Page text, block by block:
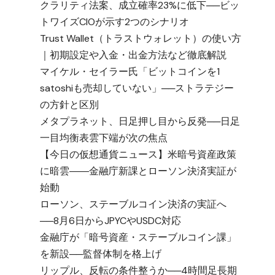
クラリティ法案、成立確率23%に低下──ビッ
トワイズCIOが示す2つのシナリオ
Trust Wallet（トラストウォレット）の使い方
｜初期設定や入金・出金方法など徹底解説
マイケル・セイラー氏「ビットコインを1
satoshiも売却していない」──ストラテジー
の方針と区別
メタプラネット、日足押し目から反発──日足
一目均衡表雲下端が次の焦点
【今日の仮想通貨ニュース】米暗号資産政策
に暗雲――金融庁新課とローソン決済実証が
始動
ローソン、ステーブルコイン決済の実証へ
──8月6日からJPYCやUSDC対応
金融庁が「暗号資産・ステーブルコイン課」
を新設──監督体制を格上げ
リップル、反転の条件整うか──4時間足長期